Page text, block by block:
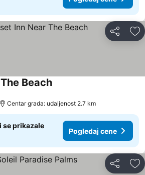
Deli
Beach
Centar grada: udaljenost 2.7 km
se prikazale
Pogledaj cene
Deli